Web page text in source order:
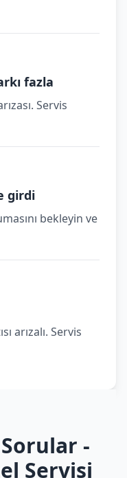
fazla
Servis
girdi
bekleyin ve
arızalı. Servis
-
Servisi